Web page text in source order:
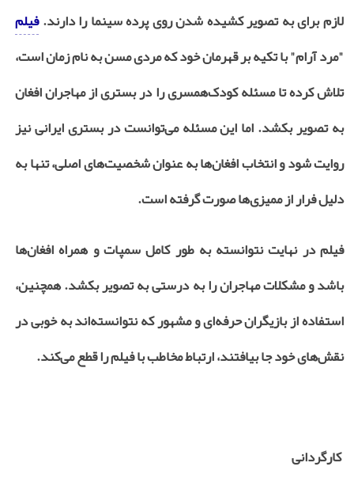
لازم برای به تصویر کشیده شدن روی پرده سینما را دارند.فیلم
"مرد آرام" با تکیه بر قهرمان خود که مردی مسن به نام زمان است،
تلاش کرده تا مسئله کودک‌همسری را در بستری از مهاجران افغان
به تصویر بکشد. اما این مسئله می‌توانست در بستری ایرانی نیز
روایت شود و انتخاب افغان‌ها به عنوان شخصیت‌های اصلی، تنها به
دلیل فرار از ممیزی‌ها صورت گرفته است.
فیلم در نهایت نتوانسته به طور کامل سمپات و همراه افغان‌ها
باشد و مشکلات مهاجران را به درستی به تصویر بکشد. همچنین،
استفاده از بازیگران حرفه‌ای و مشهور که نتوانسته‌اند به خوبی در
نقش‌های خود جا بیافتند، ارتباط مخاطب با فیلم را قطع می‌کند.
کارگردانی